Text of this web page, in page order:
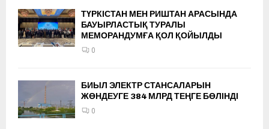
ТҮРКІСТАН МЕН РИШТАН АРАСЫНДА
БАУЫРЛАСТЫҚ ТУРАЛЫ
МЕМОРАНДУМҒА ҚОЛ ҚОЙЫЛДЫ
0
БИЫЛ ЭЛЕКТР СТАНСАЛАРЫН
ЖӨНДЕУГЕ 384 МЛРД ТЕҢГЕ БӨЛІНДІ
0